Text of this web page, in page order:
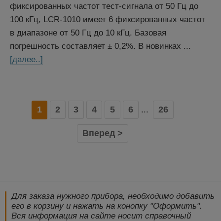
фиксированных частот тест-сигнала от 50 Гц до
100 кГц, LCR-1010 имеет 6 фиксированных частот
в диапазоне от 50 Гц до 10 кГц. Базовая
погрешность составляет ± 0,2%. В новинках ...
[далее..]
1 2 3 4 5 6 ... 26
Вперед >
Для заказа нужного прибора, необходимо добавить
его в корзину и нажать на конопку "Оформить".
Вся информация на сайте носит справочный